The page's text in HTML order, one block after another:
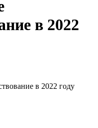
в 2022
в 2022 году